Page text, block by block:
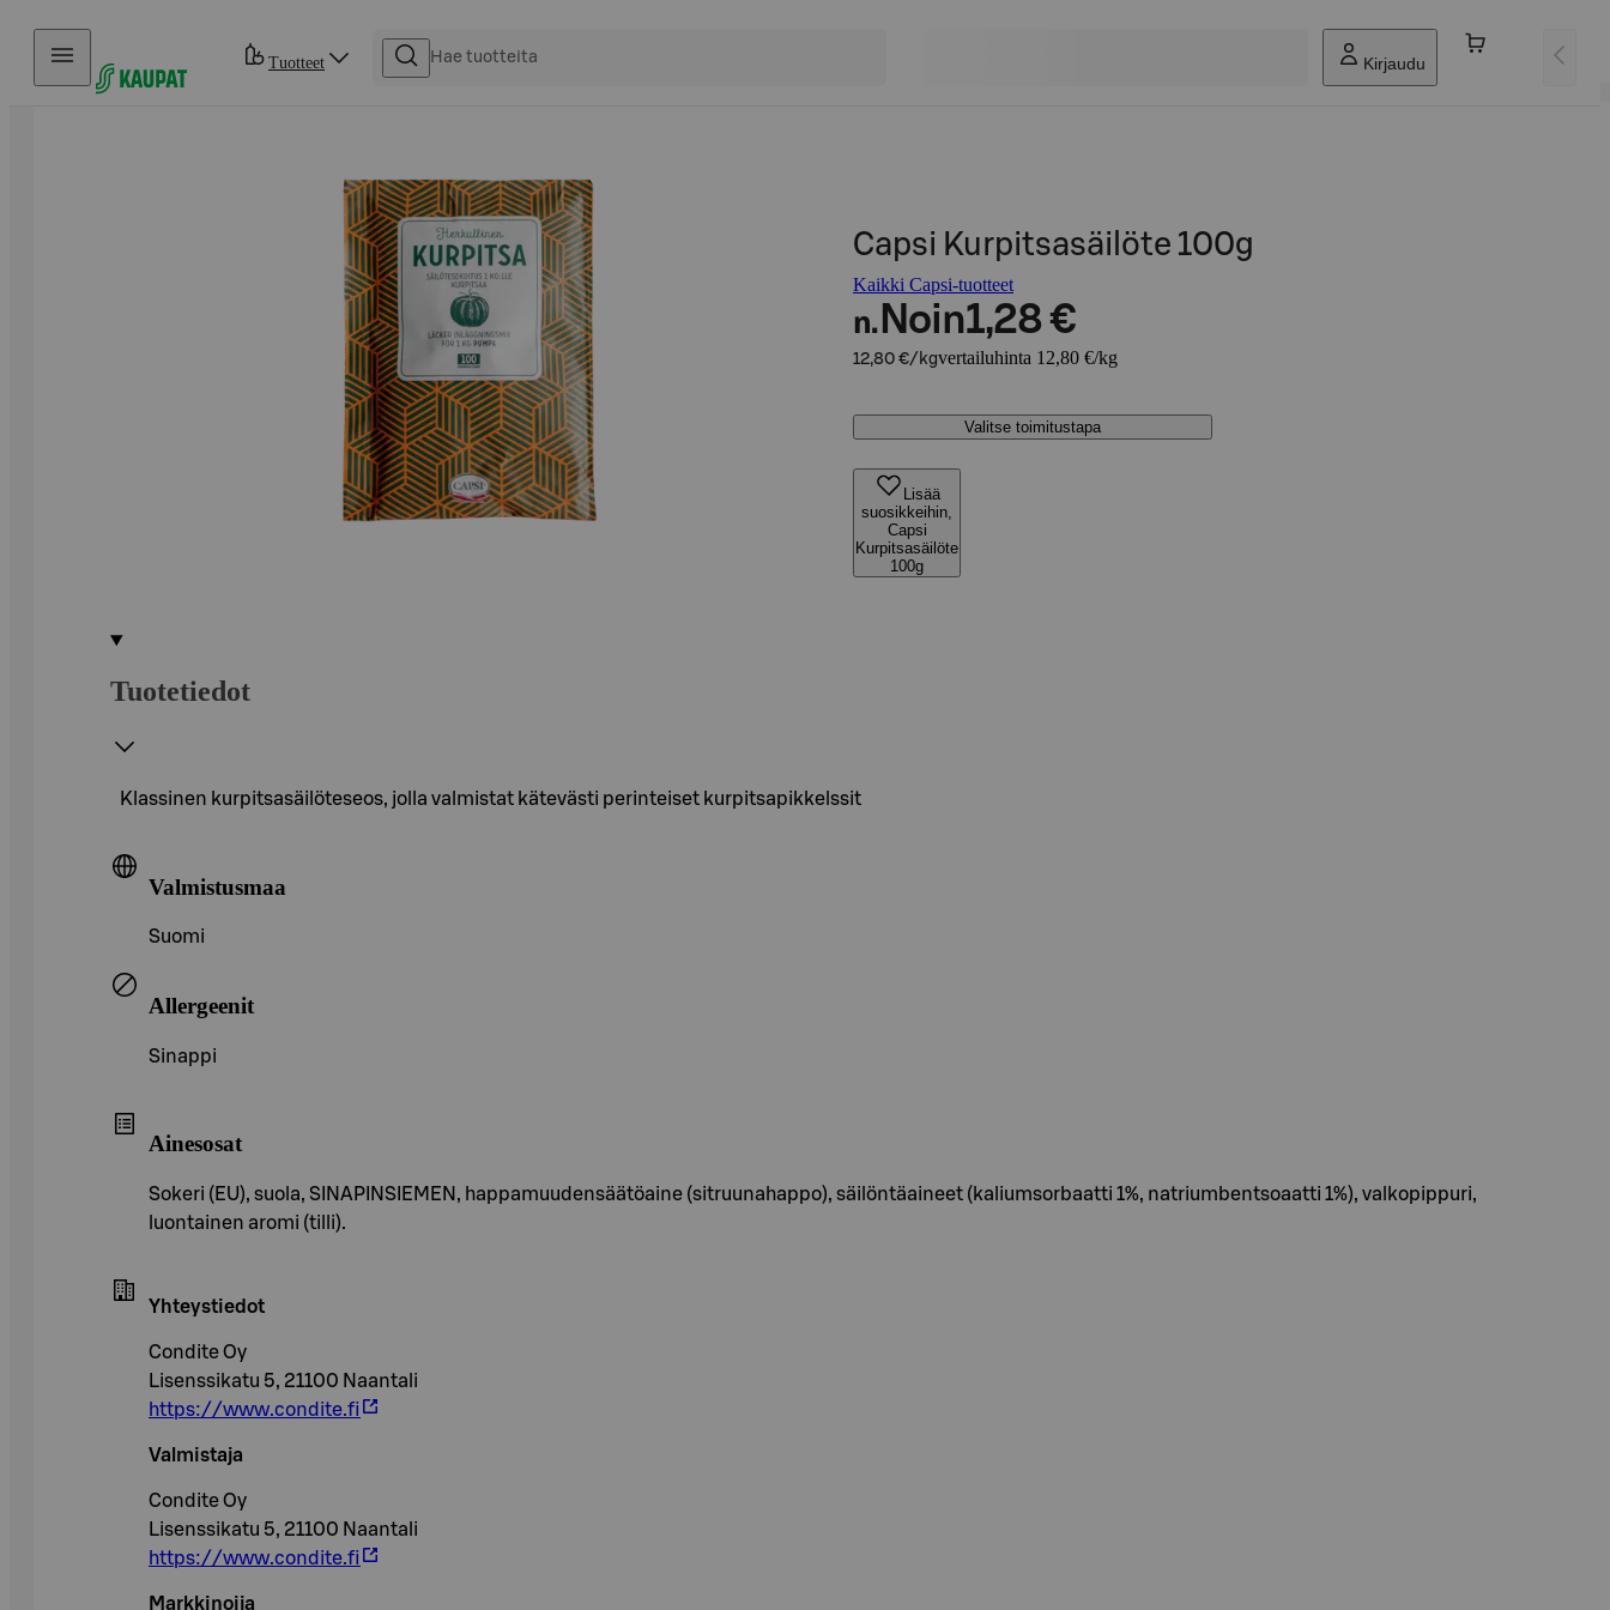
Hyppää sisältöön
Tuotteet Kirjaudu
Capsi Kurpitsasäilöte 100g
Kaikki Capsi-tuotteet
n. Noin1,28 €
12,80 €/kgvertailuhinta 12,80 €/kg
Valitse toimitustapa
Lisää
suosikkeihin,
Capsi
Kurpitsasäilöte
100g
Tuotetiedot
Klassinen kurpitsasäilöteseos, jolla valmistat kätevästi perinteiset kurpitsapikkelssit
Valmistusmaa
Suomi
Allergeenit
Sinappi
Ainesosat
Sokeri (EU), suola, SINAPINSIEMEN, happamuudensäätöaine (sitruunahappo), säilöntäaineet (kaliumsorbaatti 1%, natriumbentsoaatti 1%), valkopippuri,
luontainen aromi (tilli).
Yhteystiedot
Condite Oy
Lisenssikatu 5, 21100 Naantali
https://www.condite.fi
Valmistaja
Condite Oy
Lisenssikatu 5, 21100 Naantali
https://www.condite.fi
Markkinoija